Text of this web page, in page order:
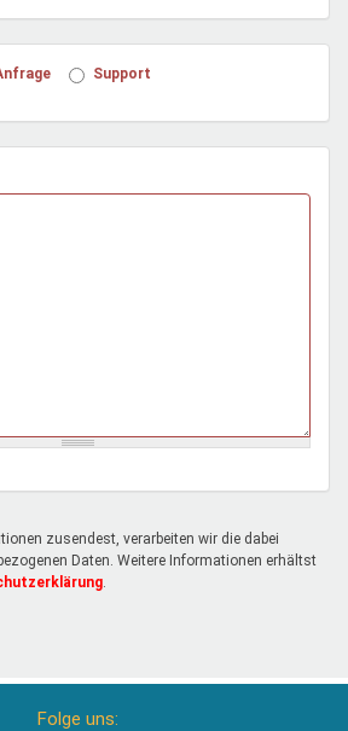
Support
zusendest, verarbeiten wir die dabei
Daten. Weitere Informationen erhältst
Folge uns: